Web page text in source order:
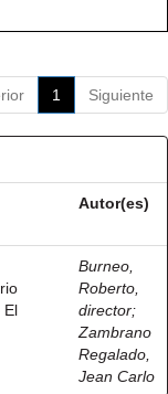
1 Siguiente
Autor(es)
El
Burneo,
Roberto,
director;
Zambrano
Regalado,
Jean Carlo